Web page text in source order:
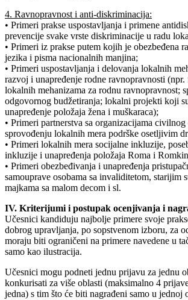
4. Ravnopravnost i anti-diskriminacija:
• Primeri prakse uspostavljanja i primene
prevencije svake vrste diskriminacije u radu
• Primeri iz prakse putem kojih je obezbeđena
jezika i pisma nacionalnih manjina;
• Primeri uspostavljanja i delovanja lokalnih
razvoj i unapređenje rodne ravnopravnosti
lokalnih mehanizama za rodnu ravnopravnost;
odgovornog budžetiranja; lokalni projekti koji
unapređenje položaja žena i muškaraca);
• Primeri partnerstva sa organizacijama
sprovođenju lokalnih mera podrške osetljivim
• Primeri lokalnih mera socijalne inkluzije,
inkluzije i unapređenja položaja Roma i
• Primeri obezbeđivanja i unapređenja
samouprave osobama sa invaliditetom, starijim
majkama sa malom decom i sl.
IV. Kriterijumi i postupak ocenjivanja i
Učesnici kandiduju najbolje primere svoje
dobrog upravljanja, po sopstvenom izboru, za
moraju biti ograničeni na primere navedene u
samo kao ilustracija.
Učesnici mogu podneti jednu prijavu za jednu
konkurisati za više oblasti (maksimalno 4
jedna) s tim što će biti nagrađeni samo u jednoj